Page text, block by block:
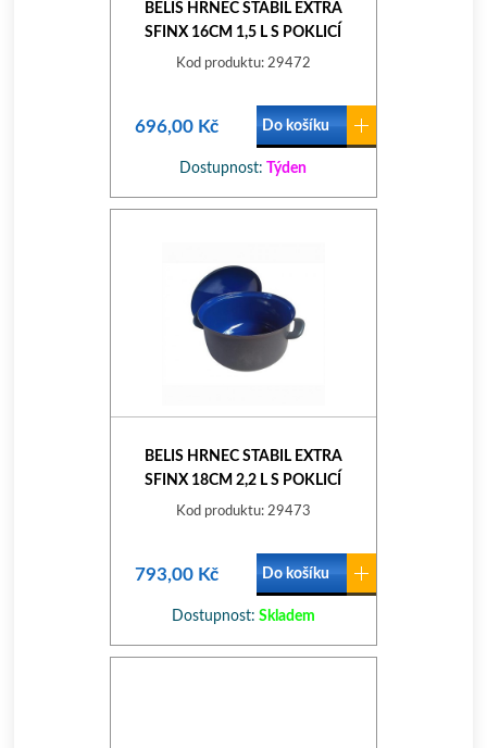
BELIS HRNEC STABIL EXTRA
SFINX 16CM 1,5 L S POKLICÍ
Kod produktu: 29472
696,00 Kč Do košíku
Dostupnost: Týden
BELIS HRNEC STABIL EXTRA
SFINX 18CM 2,2 L S POKLICÍ
Kod produktu: 29473
793,00 Kč Do košíku
Dostupnost: Skladem